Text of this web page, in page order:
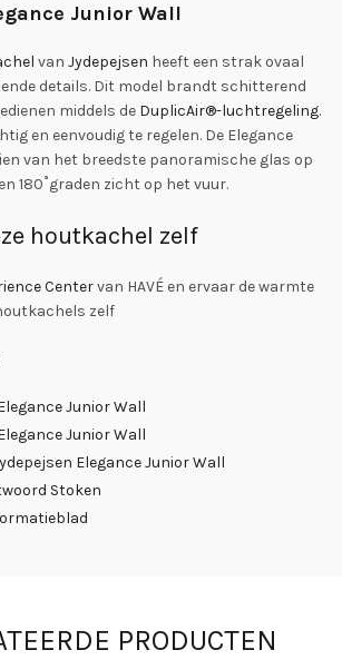
Junior Wall
van Jydepejsen heeft een strak ovaal
details. Dit model brandt schitterend
middels de DuplicAir®-luchtregeling.
en eenvoudig te regelen. De Elegance
van het breedste panoramische glas op
180˚graden zicht op het vuur.
houtkachel zelf
Centervan HAVÉ en ervaar de warmte
zelf
Junior Wall
Junior Wall
Elegance Junior Wall
Stoken
PRODUCTEN